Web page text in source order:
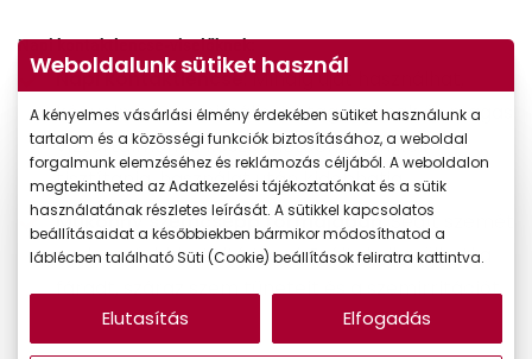
Napi kontaktlencse-viselőknek:
Napi kontaktlencse: Mindig újat használhat,
kényelmes a minimális vastagságának és magas
víztartalmának köszönhetően. Nem kell
tisztítania, használat után kidobhatja.
Műkönny szemcsepp formájában: Segít szemét
nedvessé, hidratáltá tenni. Ezáltal elkerülheti a
fáradt, száraz szem tüneteit és a szemirritációt.
Weboldalunk sütiket használ
A kényelmes vásárlási élmény érdekében sütiket használunk a
tartalom és a közösségi funkciók biztosításához, a weboldal
forgalmunk elemzéséhez és reklámozás céljából. A weboldalon
megtekintheted az Adatkezelési tájékoztatónkat és a sütik
használatának részletes leírását. A sütikkel kapcsolatos
beállításaidat a későbbiekben bármikor módosíthatod a
láblécben található Süti (Cookie) beállítások feliratra kattintva.
Elutasítás Elfogadás